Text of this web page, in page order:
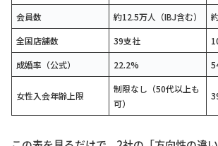
会員数
約12.5万人（IBJ含む）
全国店舗数
39支社
成婚率（公式）
22.2%
女性入会年齢上限
制限なし（50代以上も
可）